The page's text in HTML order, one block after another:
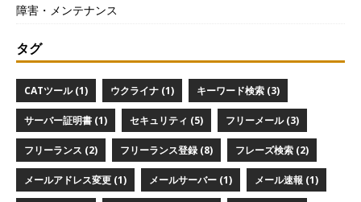
障害・メンテナンス
タグ
CATツール (1) ウクライナ (1) キーワード検索 (3)
サーバー証明書 (1) セキュリティ (5) フリーメール (3)
フリーランス (2) フリーランス登録 (8) フレーズ検索 (2)
メールアドレス変更 (1) メールサーバー (1) メール速報 (1)